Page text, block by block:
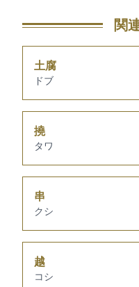
関
土腐
ドブ
撓
タワ
串
クシ
越
コシ